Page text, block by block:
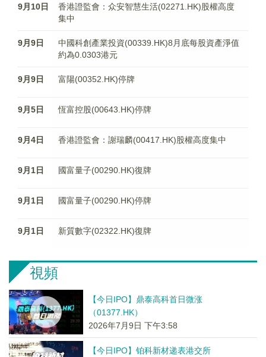
9月10日
香港證監會：众安智慧生活(02271.HK)股權高度
集中
9月9日
中國科創產業投資(00339.HK)8月底每股資產淨值
約為0.0303港元
9月9日 富陽(00352.HK)停牌
9月5日 恆富控股(00643.HK)停牌
9月4日 香港證監會：謝瑞麟(00417.HK)股權高度集中
9月1日 國富量子(00290.HK)復牌
9月1日 國富量子(00290.HK)停牌
9月1日 新質數字(02322.HK)復牌
視頻
【今日IPO】鼎泰高科首日微涨
（01377.HK）
2026年7月9日 下午3:58
【今日IPO】铂科新材递表港交所